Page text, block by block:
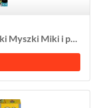
Myszki Miki i p...